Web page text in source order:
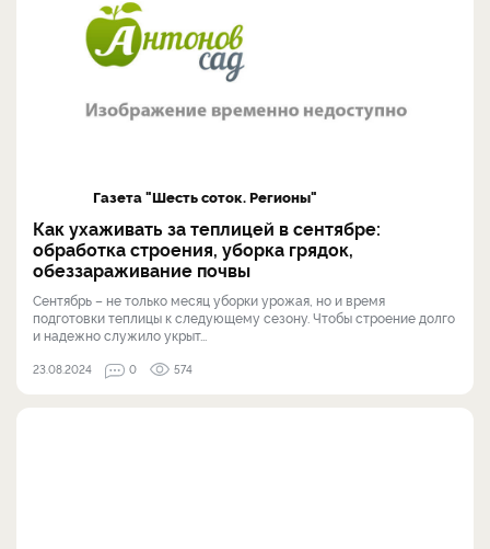
Газета "Шесть соток. Регионы"
Как ухаживать за теплицей в сентябре:
обработка строения, уборка грядок,
обеззараживание почвы
Сентябрь – не только месяц уборки урожая, но и время
подготовки теплицы к следующему сезону. Чтобы строение долго
и надежно служило укрыт...
23.08.2024 0 574